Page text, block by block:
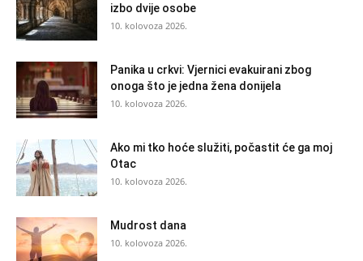
izbo dvije osobe
10. kolovoza 2026.
Panika u crkvi: Vjernici evakuirani zbog
onoga što je jedna žena donijela
10. kolovoza 2026.
Ako mi tko hoće služiti, počastit će ga moj
Otac
10. kolovoza 2026.
Mudrost dana
10. kolovoza 2026.